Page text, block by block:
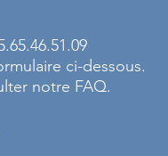
ci-dessous.
notre FAQ.